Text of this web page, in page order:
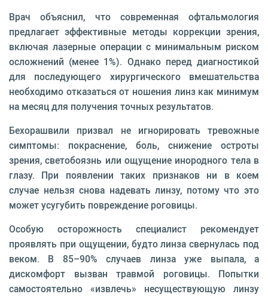
Врач объяснил, что современная офтальмология
предлагает эффективные методы коррекции зрения,
включая лазерные операции с минимальным риском
осложнений (менее 1%). Однако перед диагностикой
для последующего хирургического вмешательства
необходимо отказаться от ношения линз как минимум
на месяц для получения точных результатов.
Бехорашвили призвал не игнорировать тревожные
симптомы: покраснение, боль, снижение остроты
зрения, светобоязнь или ощущение инородного тела в
глазу. При появлении таких признаков ни в коем
случае нельзя снова надевать линзу, потому что это
может усугубить повреждение роговицы.
Особую осторожность специалист рекомендует
проявлять при ощущении, будто линза свернулась под
веком. В 85–90% случаев линза уже выпала, а
дискомфорт вызван травмой роговицы. Попытки
самостоятельно «извлечь» несуществующую линзу